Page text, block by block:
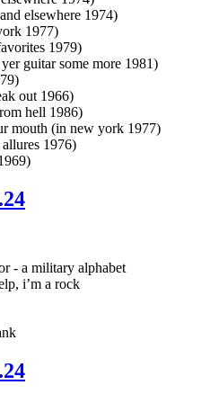
elsewhere 1974)
1977)
1979)
guitar some more 1981)
out 1966)
hell 1986)
mouth (in new york 1977)
1976)
- a military alphabet
i’m a rock